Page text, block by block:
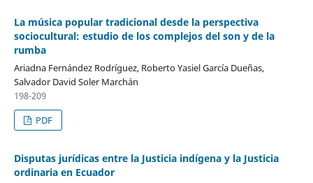
La música popular tradicional desde la perspectiva
sociocultural: estudio de los complejos del son y de la
rumba
Ariadna Fernández Rodríguez, Roberto Yasiel García Dueñas,
Salvador David Soler Marchán
198-209
PDF
Disputas jurídicas entre la Justicia indígena y la Justicia
ordinaria en Ecuador